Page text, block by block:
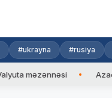
#ukrayna #rusiya
Azad edilmiş ərazilərdə